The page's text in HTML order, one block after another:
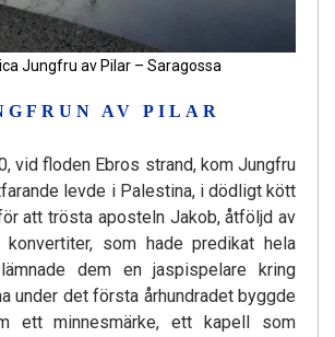
Jungfru av Pilar – Saragossa
AV PILAR
vid floden Ebros strand, kom Jungfru
levde i Palestina, i dödligt kött
att trösta aposteln Jakob, åtföljd av
som hade predikat hela
dem en jaspispelare kring
under det första århundradet byggde
ett minnesmärke, ett kapell som